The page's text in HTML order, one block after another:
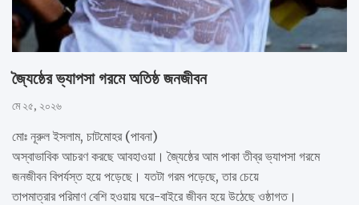
জ্যৈষ্ঠের ভ্যাপসা গরমে অতিষ্ঠ জনজীবন
মে ২৫, ২০২৬
মোঃ নূরুল ইসলাম, চাটমোহর (পাবনা)
অস্বাভাবিক আচরণ করছে আবহাওয়া। জ্যৈষ্ঠের আম পাকা তীব্র ভ্যাপসা গরমে
জনজীবন বিপর্যস্ত হয়ে পড়েছে। যতটা গরম পড়েছে, তার চেয়ে
তাপমাত্রার পরিমাণ বেশি হওয়ায় ঘরে-বাইরে জীবন হয়ে উঠেছে ওষ্ঠাগত।